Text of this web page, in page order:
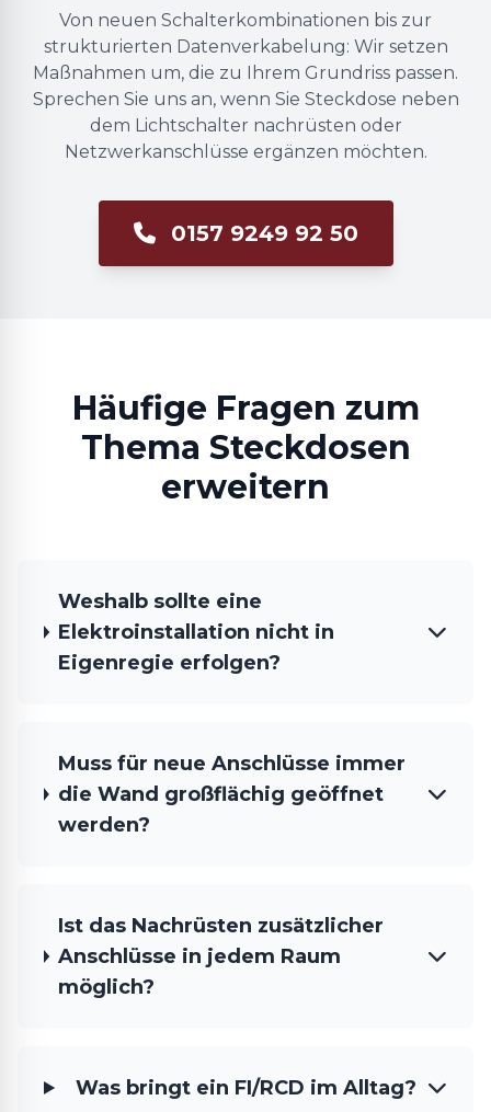
Von neuen Schalterkombinationen bis zur
strukturierten Datenverkabelung: Wir setzen
Maßnahmen um, die zu Ihrem Grundriss passen.
Sprechen Sie uns an, wenn Sie Steckdose neben
dem Lichtschalter nachrüsten oder
Netzwerkanschlüsse ergänzen möchten.
0157 9249 92 50
Häufige Fragen zum
Thema Steckdosen
erweitern
Weshalb sollte eine
Elektroinstallation nicht in
Eigenregie erfolgen?
Muss für neue Anschlüsse immer
die Wand großflächig geöffnet
werden?
Ist das Nachrüsten zusätzlicher
Anschlüsse in jedem Raum
möglich?
Was bringt ein FI/RCD im Alltag?